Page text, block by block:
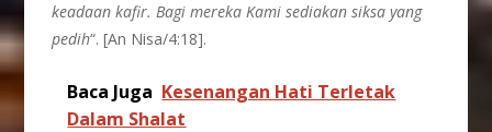
keadaan kafir. Bagi mereka Kami sediakan siksa yang
pedih“. [An Nisa/4:18].
Baca Juga Kesenangan Hati Terletak
Dalam Shalat